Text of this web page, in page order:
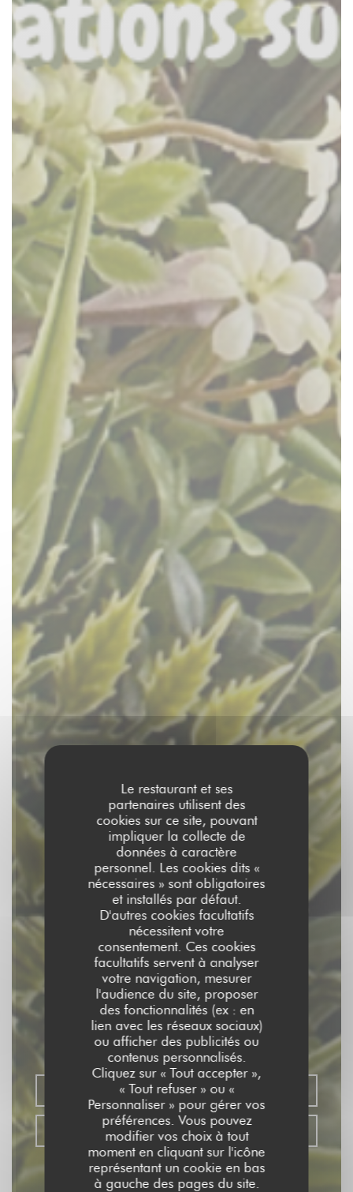
Le restaurant et ses
partenaires utilisent des
cookies sur ce site, pouvant
impliquer la collecte de
données à caractère
personnel. Les cookies dits «
nécessaires » sont obligatoires
et installés par défaut.
D'autres cookies facultatifs
nécessitent votre
consentement. Ces cookies
facultatifs servent à analyser
votre navigation, mesurer
l'audience du site, proposer
des fonctionnalités (ex : en
lien avec les réseaux sociaux)
ou afficher des publicités ou
contenus personnalisés.
Cliquez sur « Tout accepter »,
« Tout refuser » ou «
Personnaliser » pour gérer vos
préférences. Vous pouvez
modifier vos choix à tout
moment en cliquant sur l'icône
représentant un cookie en bas
à gauche des pages du site.
L'ENTR'POTES
BISTROT|CUCQ
RÉSERVER
VENTE À EMPORTER